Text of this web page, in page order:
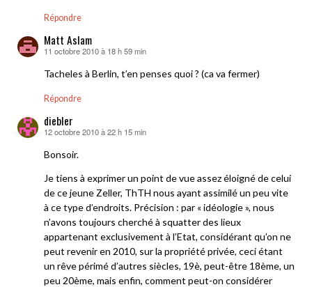
Répondre
Matt Aslam
dit :
11 octobre 2010 à 18 h 59 min
Tacheles à Berlin, t’en penses quoi ? (ca va fermer)
Répondre
diebler
dit :
12 octobre 2010 à 22 h 15 min
Bonsoir.
Je tiens à exprimer un point de vue assez éloigné de celui
de ce jeune Zeller, ThTH nous ayant assimilé un peu vite
à ce type d’endroits. Précision : par « idéologie », nous
n’avons toujours cherché à squatter des lieux
appartenant exclusivement à l’Etat, considérant qu’on ne
peut revenir en 2010, sur la propriété privée, ceci étant
un rêve périmé d’autres siècles, 19è, peut-être 18ème, un
peu 20ème, mais enfin, comment peut-on considérer